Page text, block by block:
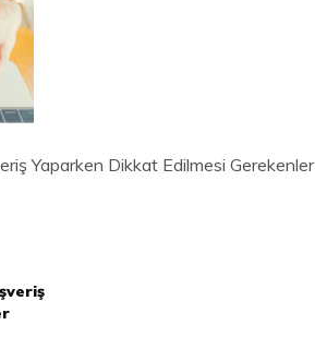
Yaparken Dikkat Edilmesi Gerekenler